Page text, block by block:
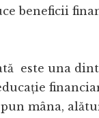
beneficii
este una
pun mâna,